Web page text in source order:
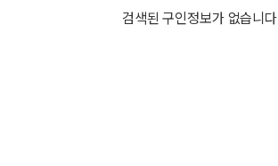
검색된 구인정보가 없습니다